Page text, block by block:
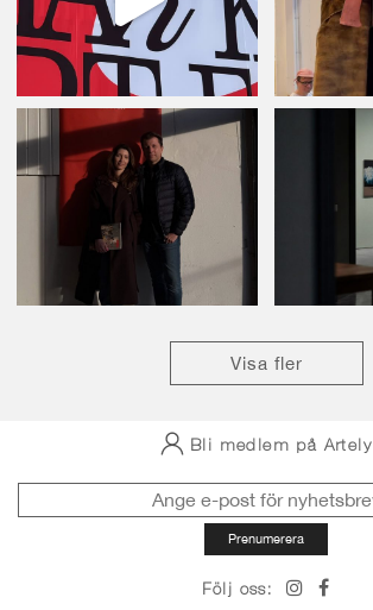
Visa fler
Bli medlem på Artely
Följ oss: